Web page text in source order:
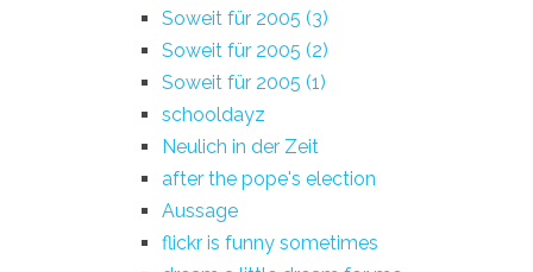
Soweit für 2005 (3)
Soweit für 2005 (2)
Soweit für 2005 (1)
schooldayz
Neulich in der Zeit
after the pope's election
Aussage
flickr is funny sometimes